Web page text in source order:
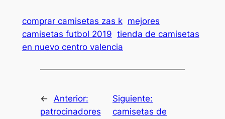
comprar camisetas zas k mejores
camisetas futbol 2019 tienda de camisetas
en nuevo centro valencia
← Anterior:
patrocinadores
Siguiente:
camisetas de